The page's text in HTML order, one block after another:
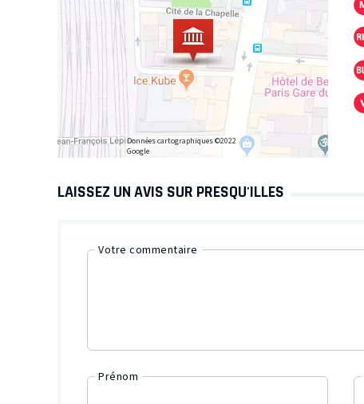
Données cartographiques ©2022
Google
LAISSEZ UN AVIS SUR PRESQU'ILLES
Votre commentaire
Prénom